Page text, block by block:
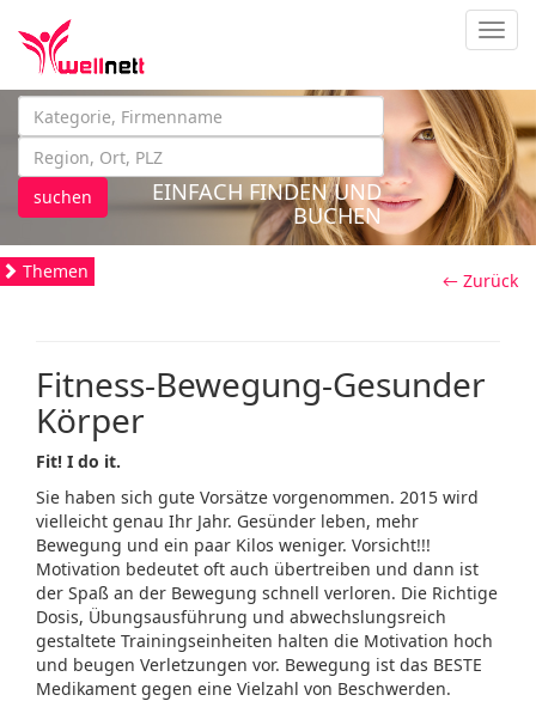
suchen
EINFACH FINDEN UND
BUCHEN
Themen ← Zurück
Fitness-Bewegung-Gesunder
Körper
Fit! I do it.
Sie haben sich gute Vorsätze vorgenommen. 2015 wird
vielleicht genau Ihr Jahr. Gesünder leben, mehr
Bewegung und ein paar Kilos weniger. Vorsicht!!!
Motivation bedeutet oft auch übertreiben und dann ist
der Spaß an der Bewegung schnell verloren. Die Richtige
Dosis, Übungsausführung und abwechslungsreich
gestaltete Trainingseinheiten halten die Motivation hoch
und beugen Verletzungen vor. Bewegung ist das BESTE
Medikament gegen eine Vielzahl von Beschwerden.